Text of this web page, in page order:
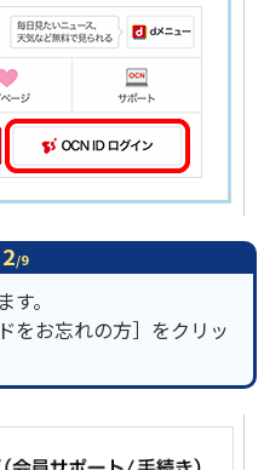
2/9
。
をお忘れの方］をクリッ